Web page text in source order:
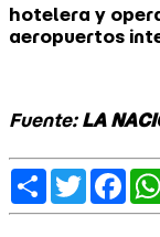
hotelera y
aeropuertos
Fuente: LA
ShareTwitter